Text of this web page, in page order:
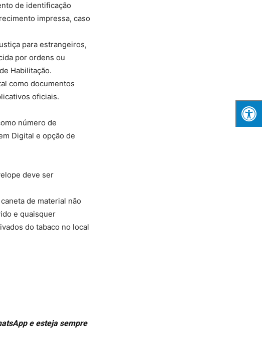
de identificação
impressa, caso
para estrangeiros,
por ordens ou
Habilitação.
como documentos
oficiais.
número de
Digital e opção de
deve ser
de material não
e quaisquer
do tabaco no local
e esteja sempre